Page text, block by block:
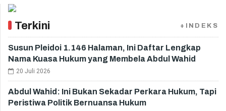
Terkini +INDEKS
Susun Pleidoi 1.146 Halaman, Ini Daftar Lengkap
Nama Kuasa Hukum yang Membela Abdul Wahid
20 Juli 2026
Abdul Wahid: Ini Bukan Sekadar Perkara Hukum, Tapi
Peristiwa Politik Bernuansa Hukum